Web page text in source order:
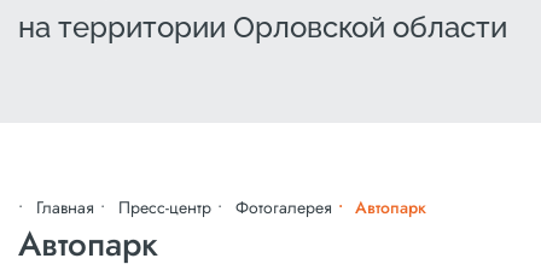
на территории Орловской области
Главная Пресс-центр Фотогалерея Автопарк
Автопарк